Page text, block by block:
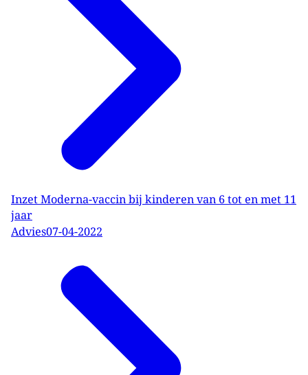
Inzet Moderna-vaccin bij kinderen van 6 tot en met 11
jaar
Advies07-04-2022